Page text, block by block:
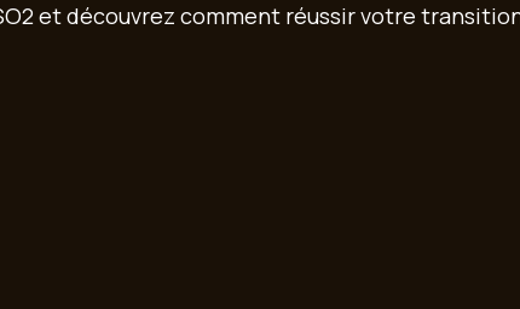
et découvrez comment réussir votre